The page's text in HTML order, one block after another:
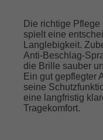
Die richtige
spielt eine
Langlebigkeit.
Anti-Beschlag-
die Brille sauber
Ein gut gepflegter
seine
eine langfristig
Tragekomfort.